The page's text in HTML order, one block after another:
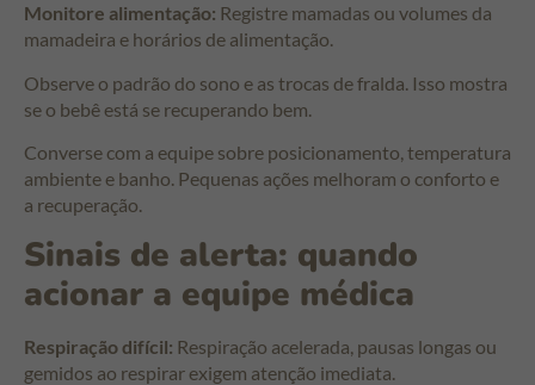
Monitore alimentação: Registre mamadas ou volumes da
mamadeira e horários de alimentação.
Observe o padrão do sono e as trocas de fralda. Isso mostra
se o bebê está se recuperando bem.
Converse com a equipe sobre posicionamento, temperatura
ambiente e banho. Pequenas ações melhoram o conforto e
a recuperação.
Sinais de alerta: quando
acionar a equipe médica
Respiração difícil: Respiração acelerada, pausas longas ou
gemidos ao respirar exigem atenção imediata.